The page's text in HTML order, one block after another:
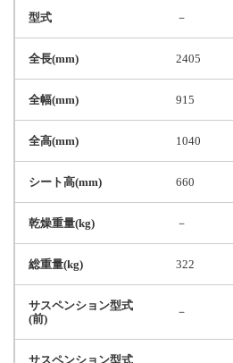
型式 －
全長(mm) 2405
全幅(mm) 915
全高(mm) 1040
シート高(mm) 660
乾燥重量(kg) －
総重量(kg) 322
サスペンション型式
(前)
－
サスペンション型式